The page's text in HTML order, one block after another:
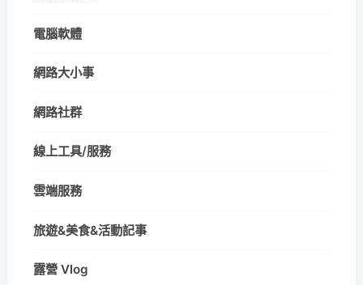
電腦軟體
網路大小事
網路社群
線上工具/服務
雲端服務
旅遊&美食&活動記事
露營 Vlog